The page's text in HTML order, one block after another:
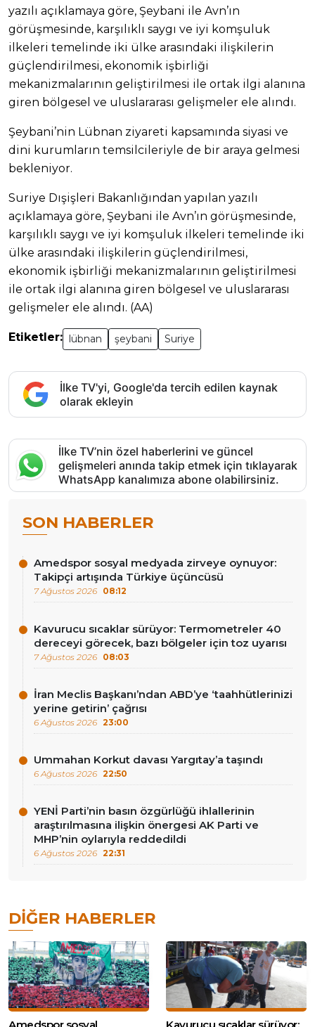
yazılı açıklamaya göre, Şeybani ile Avn’ın
görüşmesinde, karşılıklı saygı ve iyi komşuluk
ilkeleri temelinde iki ülke arasındaki ilişkilerin
güçlendirilmesi, ekonomik işbirliği
mekanizmalarının geliştirilmesi ile ortak ilgi alanına
giren bölgesel ve uluslararası gelişmeler ele alındı.
Şeybani’nin Lübnan ziyareti kapsamında siyasi ve
dini kurumların temsilcileriyle de bir araya gelmesi
bekleniyor.
Suriye Dışişleri Bakanlığından yapılan yazılı
açıklamaya göre, Şeybani ile Avn’ın görüşmesinde,
karşılıklı saygı ve iyi komşuluk ilkeleri temelinde iki
ülke arasındaki ilişkilerin güçlendirilmesi,
ekonomik işbirliği mekanizmalarının geliştirilmesi
ile ortak ilgi alanına giren bölgesel ve uluslararası
gelişmeler ele alındı. (AA)
Etiketler: lübnan şeybani Suriye
İlke TV'yi, Google'da tercih edilen kaynak
olarak ekleyin
İlke TV’nin özel haberlerini ve güncel
gelişmeleri anında takip etmek için tıklayarak
WhatsApp kanalımıza abone olabilirsiniz.
SON HABERLER
Amedspor sosyal medyada zirveye oynuyor:
Takipçi artışında Türkiye üçüncüsü
7 Ağustos 2026 08:12
Kavurucu sıcaklar sürüyor: Termometreler 40
dereceyi görecek, bazı bölgeler için toz uyarısı
7 Ağustos 2026 08:03
İran Meclis Başkanı’ndan ABD’ye ‘taahhütlerinizi
yerine getirin’ çağrısı
6 Ağustos 2026 23:00
Ummahan Korkut davası Yargıtay’a taşındı
6 Ağustos 2026 22:50
YENİ Parti’nin basın özgürlüğü ihlallerinin
araştırılmasına ilişkin önergesi AK Parti ve
MHP’nin oylarıyla reddedildi
6 Ağustos 2026 22:31
DIĞER HABERLER